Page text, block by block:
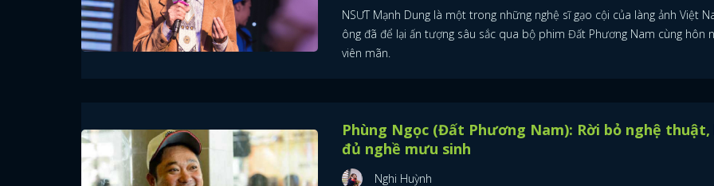
NSƯT Mạnh Dung là một trong những nghệ sĩ gạo cội của làng ảnh Việt
ông đã để lại ấn tượng sâu sắc qua bộ phim Đất Phương Nam cùng hôn
viên mãn.
Phùng Ngọc (Đất Phương Nam): Rời bỏ nghệ thuật,
đủ nghề mưu sinh
Nghi Huỳnh